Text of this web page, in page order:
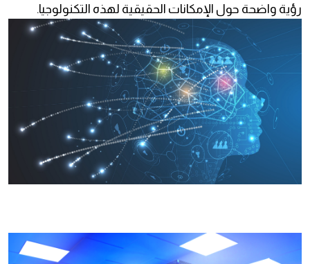
رؤية واضحة حول الإمكانات الحقيقية لهذه التكنولوجيا.